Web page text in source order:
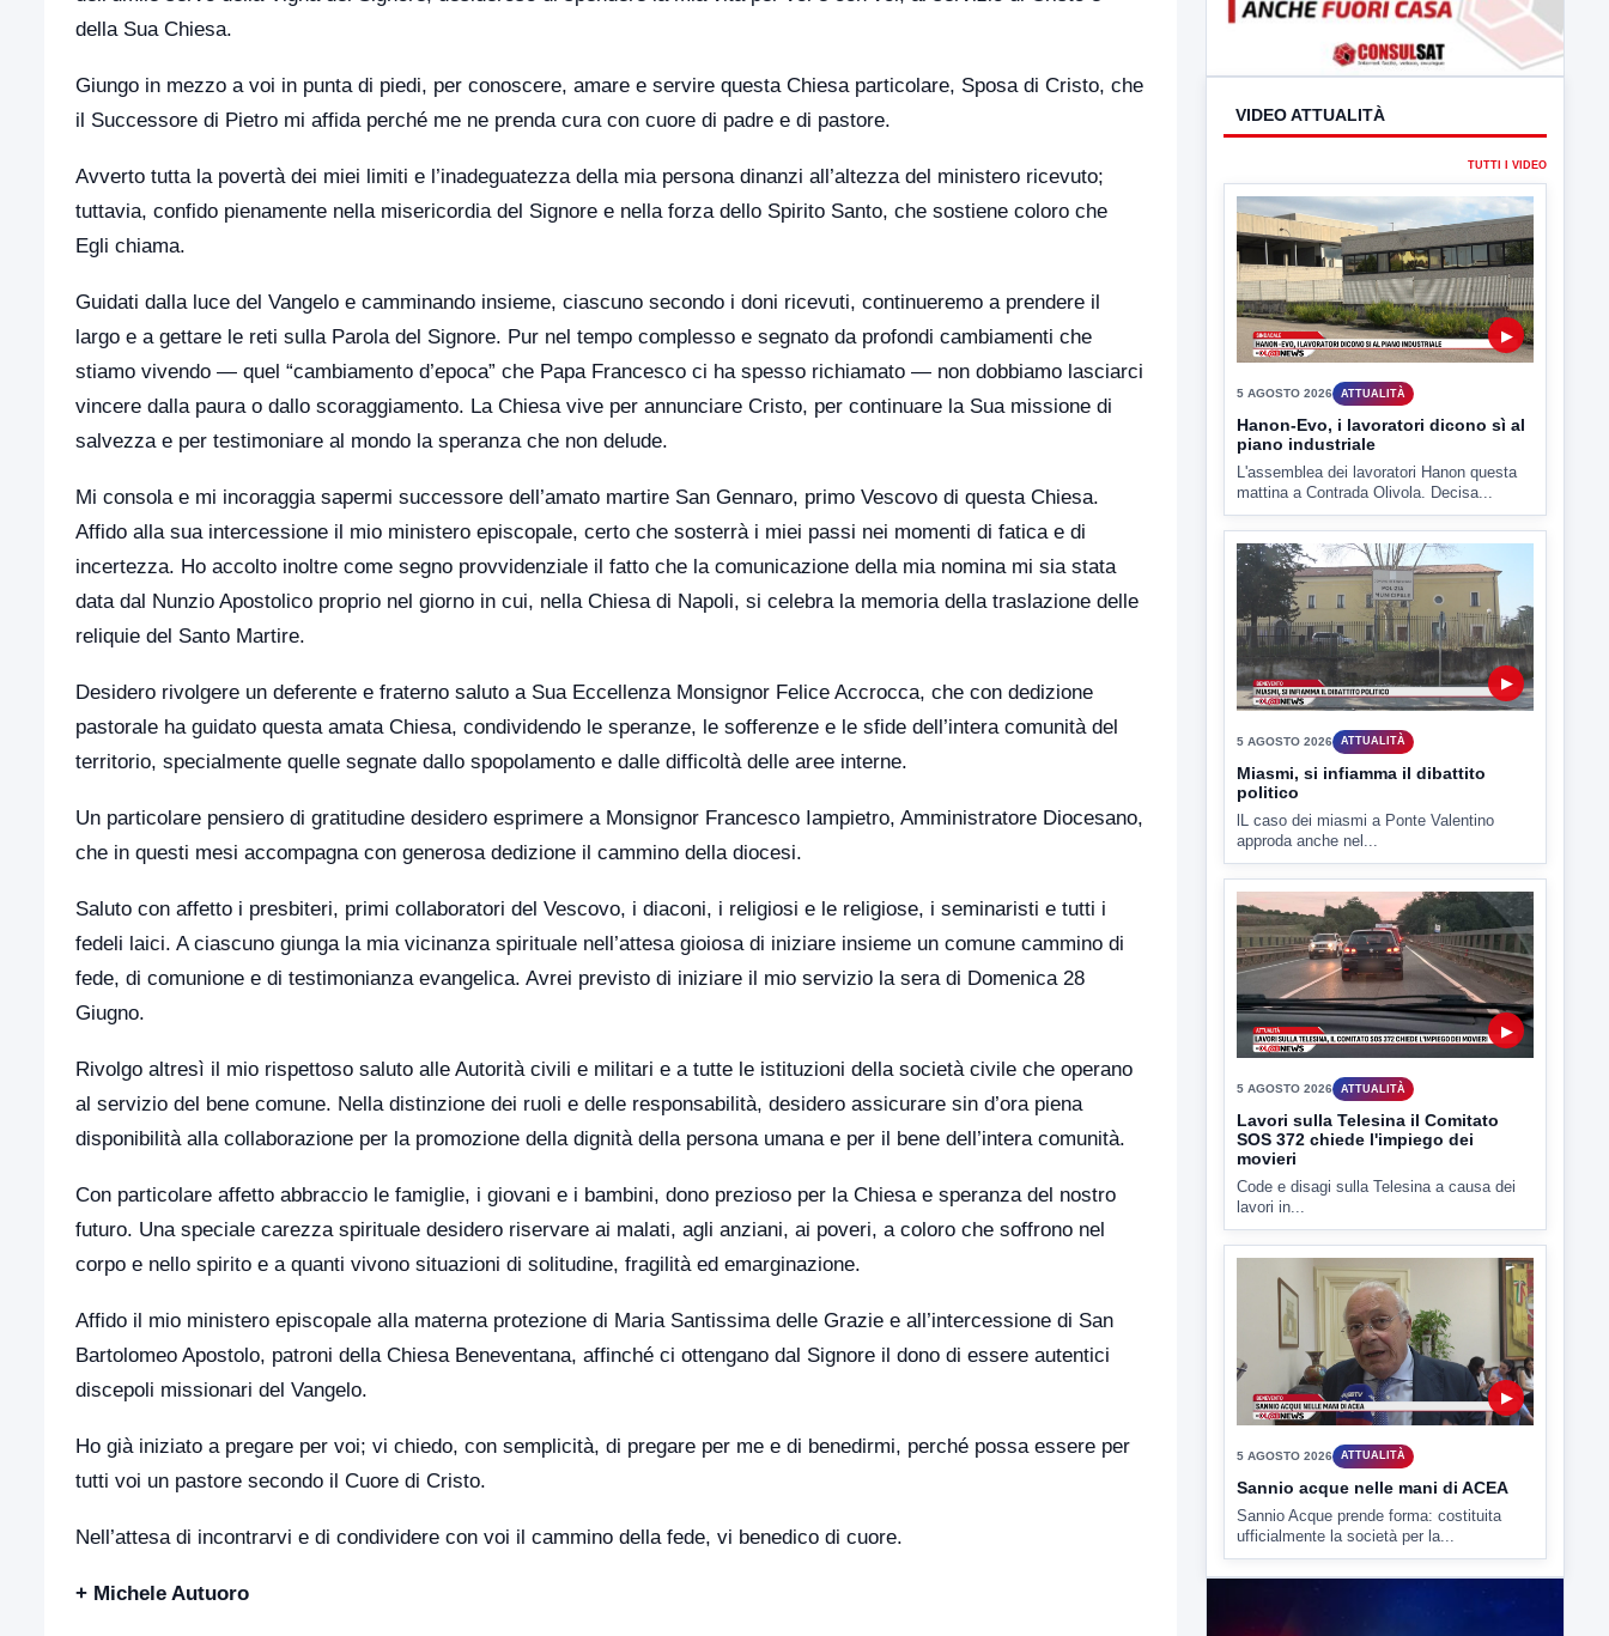
della Sua Chiesa.
Giungo in mezzo a voi in punta di piedi, per conoscere, amare e servire questa Chiesa particolare, Sposa di Cristo, che
il Successore di Pietro mi affida perché me ne prenda cura con cuore di padre e di pastore.
Avverto tutta la povertà dei miei limiti e l’inadeguatezza della mia persona dinanzi all’altezza del ministero ricevuto;
tuttavia, confido pienamente nella misericordia del Signore e nella forza dello Spirito Santo, che sostiene coloro che
Egli chiama.
Guidati dalla luce del Vangelo e camminando insieme, ciascuno secondo i doni ricevuti, continueremo a prendere il
largo e a gettare le reti sulla Parola del Signore. Pur nel tempo complesso e segnato da profondi cambiamenti che
stiamo vivendo — quel “cambiamento d’epoca” che Papa Francesco ci ha spesso richiamato — non dobbiamo lasciarci
vincere dalla paura o dallo scoraggiamento. La Chiesa vive per annunciare Cristo, per continuare la Sua missione di
salvezza e per testimoniare al mondo la speranza che non delude.
Mi consola e mi incoraggia sapermi successore dell’amato martire San Gennaro, primo Vescovo di questa Chiesa.
Affido alla sua intercessione il mio ministero episcopale, certo che sosterrà i miei passi nei momenti di fatica e di
incertezza. Ho accolto inoltre come segno provvidenziale il fatto che la comunicazione della mia nomina mi sia stata
data dal Nunzio Apostolico proprio nel giorno in cui, nella Chiesa di Napoli, si celebra la memoria della traslazione delle
reliquie del Santo Martire.
Desidero rivolgere un deferente e fraterno saluto a Sua Eccellenza Monsignor Felice Accrocca, che con dedizione
pastorale ha guidato questa amata Chiesa, condividendo le speranze, le sofferenze e le sfide dell’intera comunità del
territorio, specialmente quelle segnate dallo spopolamento e dalle difficoltà delle aree interne.
Un particolare pensiero di gratitudine desidero esprimere a Monsignor Francesco Iampietro, Amministratore Diocesano,
che in questi mesi accompagna con generosa dedizione il cammino della diocesi.
Saluto con affetto i presbiteri, primi collaboratori del Vescovo, i diaconi, i religiosi e le religiose, i seminaristi e tutti i
fedeli laici. A ciascuno giunga la mia vicinanza spirituale nell’attesa gioiosa di iniziare insieme un comune cammino di
fede, di comunione e di testimonianza evangelica. Avrei previsto di iniziare il mio servizio la sera di Domenica 28
Giugno.
Rivolgo altresì il mio rispettoso saluto alle Autorità civili e militari e a tutte le istituzioni della società civile che operano
al servizio del bene comune. Nella distinzione dei ruoli e delle responsabilità, desidero assicurare sin d’ora piena
disponibilità alla collaborazione per la promozione della dignità della persona umana e per il bene dell’intera comunità.
Con particolare affetto abbraccio le famiglie, i giovani e i bambini, dono prezioso per la Chiesa e speranza del nostro
futuro. Una speciale carezza spirituale desidero riservare ai malati, agli anziani, ai poveri, a coloro che soffrono nel
corpo e nello spirito e a quanti vivono situazioni di solitudine, fragilità ed emarginazione.
Affido il mio ministero episcopale alla materna protezione di Maria Santissima delle Grazie e all’intercessione di San
Bartolomeo Apostolo, patroni della Chiesa Beneventana, affinché ci ottengano dal Signore il dono di essere autentici
discepoli missionari del Vangelo.
Ho già iniziato a pregare per voi; vi chiedo, con semplicità, di pregare per me e di benedirmi, perché possa essere per
tutti voi un pastore secondo il Cuore di Cristo.
Nell’attesa di incontrarvi e di condividere con voi il cammino della fede, vi benedico di cuore.
+ Michele Autuoro
VIDEO ATTUALITÀ
TUTTI I VIDEO
▶
Hanon-Evo, i lavoratori dicono sì al
piano industriale
L'assemblea dei lavoratori Hanon questa
mattina a Contrada Olivola. Decisa...
Miasmi, si infiamma il dibattito
politico
lL caso dei miasmi a Ponte Valentino
approda anche nel...
5 AGOSTO 2026 ATTUALITÀ
Lavori sulla Telesina il Comitato
SOS 372 chiede l'impiego dei
movieri
Code e disagi sulla Telesina a causa dei
lavori in...
▶
5 AGOSTO 2026 ATTUALITÀ
Sannio acque nelle mani di ACEA
ufficialmente la società per la...